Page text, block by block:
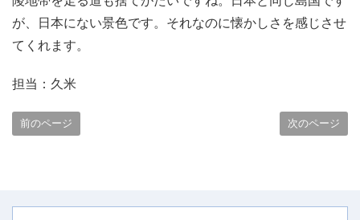
が、日本にない景色です。それなのに懐かしさを感じさせ
てくれます。
担当：久米
前のページ 次のページ